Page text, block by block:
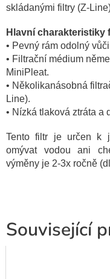
Související
skládanými filtry (Z-
Hlavní charakteristiky
• Pevný rám odolný
• Filtrační médium
MiniPleat.
• Několikanásobná
Line).
• Nízká tlaková ztráta a
Tento filtr je určen k
omývat vodou ani
výměny je 2-3x ročně